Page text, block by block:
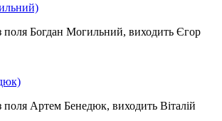
поля Богдан Могильний, виходить Єгор
поля Артем Бенедюк, виходить Віталій